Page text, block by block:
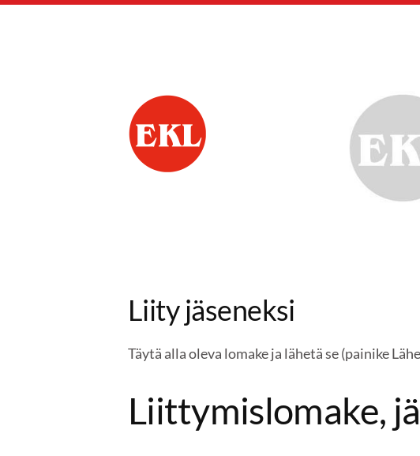
Nummelan
Liity jäseneksi
Täytä alla oleva lomake ja lähetä se (painike
Liittymislomake,